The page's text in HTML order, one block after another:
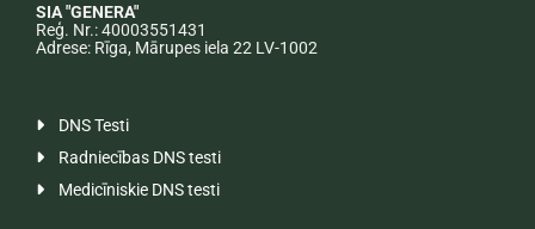
SIA "GENERA"
Reģ. Nr.: 40003551431
Adrese: Rīga, Mārupes iela 22 LV-1002
 DNS Testi
 Radniecības DNS testi
 Medicīniskie DNS testi